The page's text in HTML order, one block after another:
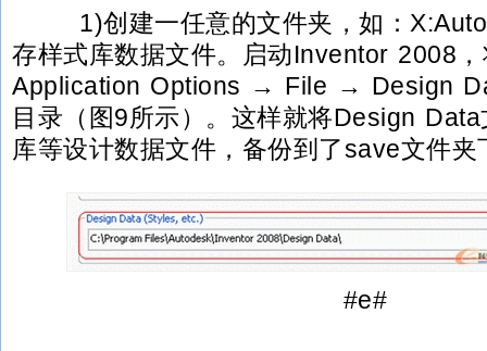
1)创建一任意的文件夹，如：
存样式库数据文件。启动Inventor 2008
Application Options → File → Design
目录（图9所示）。这样就将Design
库等设计数据文件，备份到了save文件夹
#e#